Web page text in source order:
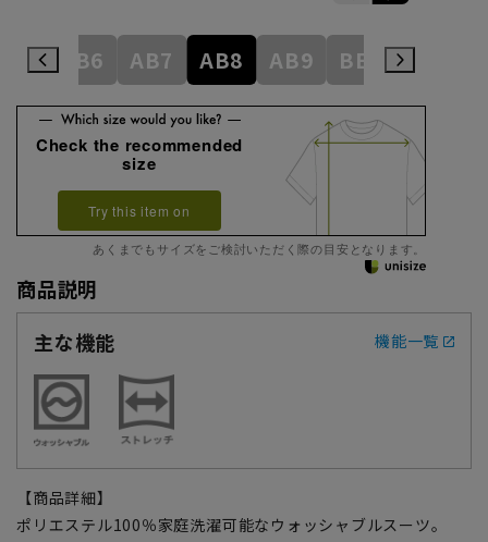
AB6 AB7 AB8 AB9 BE3 BE4
Check the recommended
size
Try this item on
あくまでもサイズをご検討いただく際の目安となります。
商品説明
主な機能
機能一覧
【商品詳細】
ポリエステル100％家庭洗濯可能なウォッシャブルスーツ。